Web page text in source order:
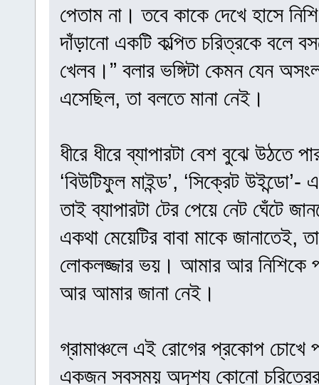
পেতাম না। তবে কাকে দেখে হাসে
দাঁড়ানো একটি কল্পিত চরিত্রকে বলে
খেলব।” বলার ভঙ্গিটা কেমন যেন
এসেছিল, তা বলতে মানা নেই।
ধীরে ধীরে ব্যাপারটা বেশ বুঝে উঠতে
‘বিউটিফুল মাইন্ড’, ‘সিক্রেট
তাই ব্যাপারটা টের পেয়ে নেট ঘেঁটে
একথা মেয়েটির বাবা মাকে
লোকলজ্জার ভয়। আমার আর নিশিকে
আর আমার জানা নেই।
গ্রামাঞ্চলে এই রোগের প্রকোপ
একজন সবসময় অদৃশ্য কোনো চরিত্রের